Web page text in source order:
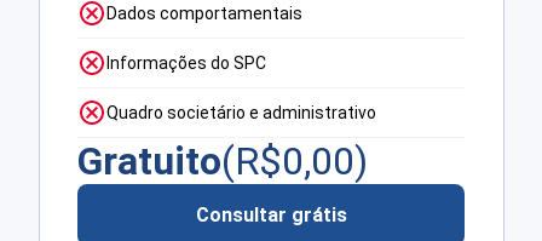
Dados comportamentais
Informações do SPC
Quadro societário e administrativo
Gratuito(R$0,00)
Consultar grátis